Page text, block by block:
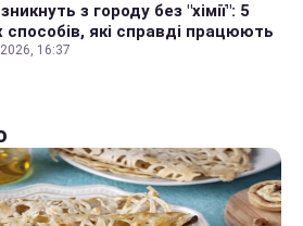
з городу без "хімії": 5
способів, які справді працюють
16:37